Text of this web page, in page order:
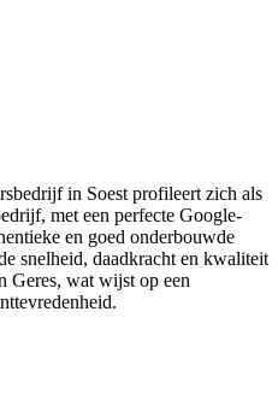
in Soest profileert zich als
met een perfecte Google-
en goed onderbouwde
snelheid, daadkracht en kwaliteit
Geres, wat wijst op een